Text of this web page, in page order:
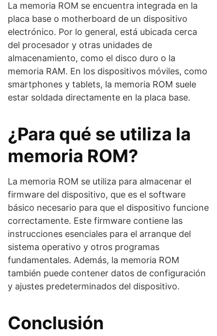
La memoria ROM se encuentra integrada en la
placa base o motherboard de un dispositivo
electrónico. Por lo general, está ubicada cerca
del procesador y otras unidades de
almacenamiento, como el disco duro o la
memoria RAM. En los dispositivos móviles, como
smartphones y tablets, la memoria ROM suele
estar soldada directamente en la placa base.
¿Para qué se utiliza la
memoria ROM?
La memoria ROM se utiliza para almacenar el
firmware del dispositivo, que es el software
básico necesario para que el dispositivo funcione
correctamente. Este firmware contiene las
instrucciones esenciales para el arranque del
sistema operativo y otros programas
fundamentales. Además, la memoria ROM
también puede contener datos de configuración
y ajustes predeterminados del dispositivo.
Conclusión